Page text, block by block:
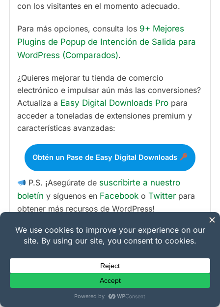
con los visitantes en el momento adecuado.
Para más opciones, consulta los 9+ Mejores
Plugins de Popup de Intención de Salida para
WordPress (Comparados).
¿Quieres mejorar tu tienda de comercio
electrónico e impulsar aún más las conversiones?
Actualiza a Easy Digital Downloads Pro para
acceder a toneladas de extensiones premium y
características avanzadas:
Obtén un Pase de Easy Digital Downloads
P.S. ¡Asegúrate de suscribirte a nuestro
boletín y síguenos en Facebook o Twitter para
obtener más recursos de WordPress!